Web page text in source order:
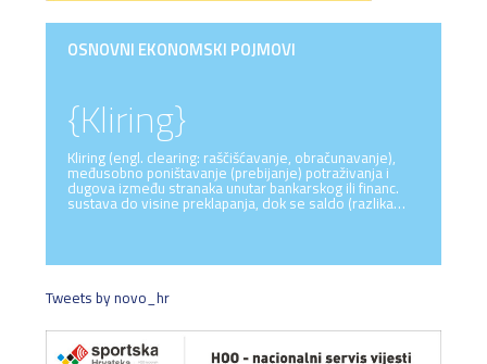
OSNOVNI EKONOMSKI POJMOVI
{Kliring}
Kliring (engl. clearing: raščišćavanje, obračunavanje),
međusobno poništavanje (prebijanje) potraživanja i
dugova između stranaka unutar bankarskog ili financ.
sustava do visine preklapanja, dok se saldo (razlika…
Tweets by novo_hr